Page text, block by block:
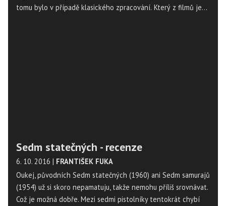
tomu bylo v případě klasického zpracování. Který z filmů je
Sedm statečných - recenze
6. 10. 2016 | FRANTIŠEK FUKA
Oukej, původních Sedm statečných (1960) ani Sedm samurajů
(1954) už si skoro nepamatuju, takže nemohu příliš srovnávat.
Což je možná dobře. Mezi sedmi pistolníky tentokrát chybí